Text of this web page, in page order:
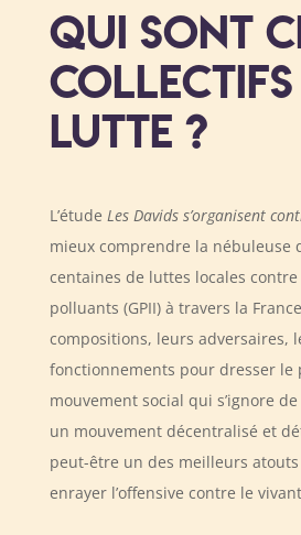
Qui sont
collectifs
lutte ?
L’étude Les Davids s’organisent
mieux comprendre la nébuleuse
centaines de luttes locales
polluants (GPII) à travers la
compositions, leurs adversaires,
fonctionnements pour dresser le
mouvement social qui s’ignore
un mouvement décentralisé et
peut-être un des meilleurs
enrayer l’offensive contre le